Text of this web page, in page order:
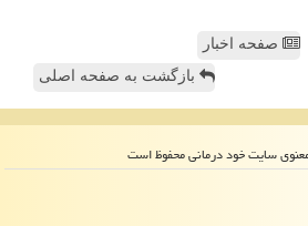
صفحه اخبار
بازگشت به صفحه اصلی